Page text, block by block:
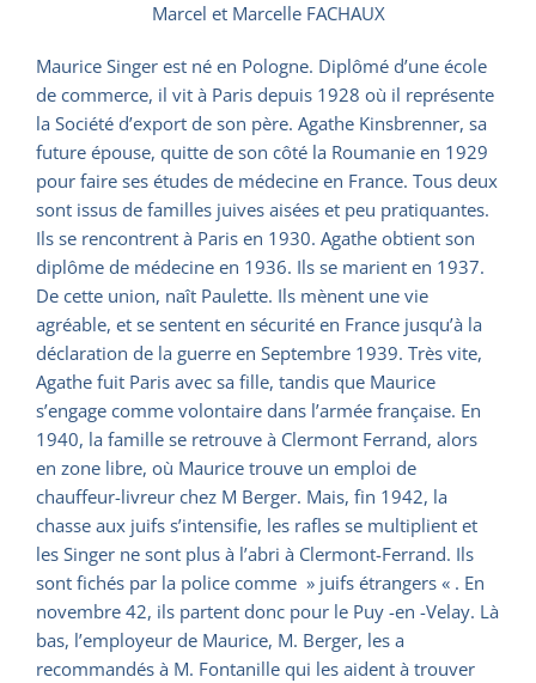
Marcel et Marcelle FACHAUX
Maurice Singer est né en Pologne. Diplômé d’une école
de commerce, il vit à Paris depuis 1928 où il représente
la Société d’export de son père. Agathe Kinsbrenner, sa
future épouse, quitte de son côté la Roumanie en 1929
pour faire ses études de médecine en France. Tous deux
sont issus de familles juives aisées et peu pratiquantes.
Ils se rencontrent à Paris en 1930. Agathe obtient son
diplôme de médecine en 1936. Ils se marient en 1937.
De cette union, naît Paulette. Ils mènent une vie
agréable, et se sentent en sécurité en France jusqu’à la
déclaration de la guerre en Septembre 1939. Très vite,
Agathe fuit Paris avec sa fille, tandis que Maurice
s’engage comme volontaire dans l’armée française. En
1940, la famille se retrouve à Clermont Ferrand, alors
en zone libre, où Maurice trouve un emploi de
chauffeur-livreur chez M Berger. Mais, fin 1942, la
chasse aux juifs s’intensifie, les rafles se multiplient et
les Singer ne sont plus à l’abri à Clermont-Ferrand. Ils
sont fichés par la police comme » juifs étrangers « . En
novembre 42, ils partent donc pour le Puy -en -Velay. Là
bas, l’employeur de Maurice, M. Berger, les a
recommandés à M. Fontanille qui les aident à trouver